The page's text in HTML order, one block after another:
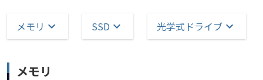
メモリ SSD 光学式ドライブ
メモリ